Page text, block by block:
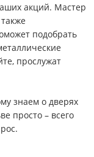
акций. Мастер
подобрать
прослужат
знаем о дверях
просто – всего